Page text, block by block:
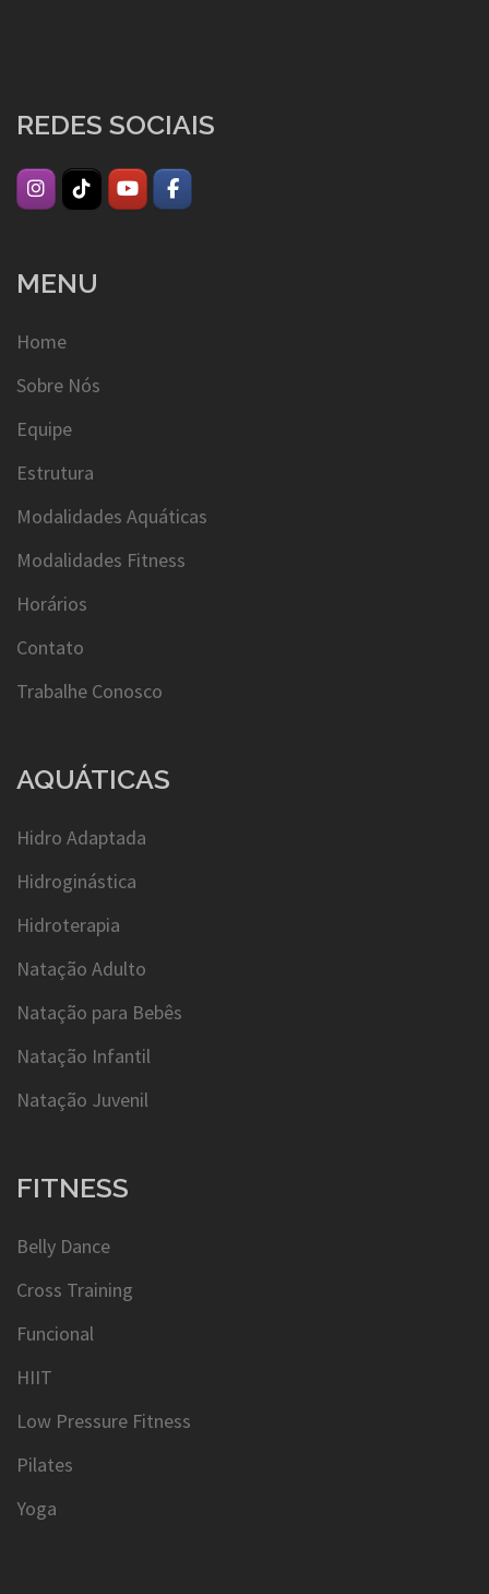
REDES SOCIAIS
MENU
Home
Sobre Nós
Equipe
Estrutura
Modalidades Aquáticas
Modalidades Fitness
Horários
Contato
Trabalhe Conosco
AQUÁTICAS
Hidro Adaptada
Hidroginástica
Hidroterapia
Natação Adulto
Natação para Bebês
Natação Infantil
Natação Juvenil
FITNESS
Belly Dance
Cross Training
Funcional
HIIT
Low Pressure Fitness
Pilates
Yoga